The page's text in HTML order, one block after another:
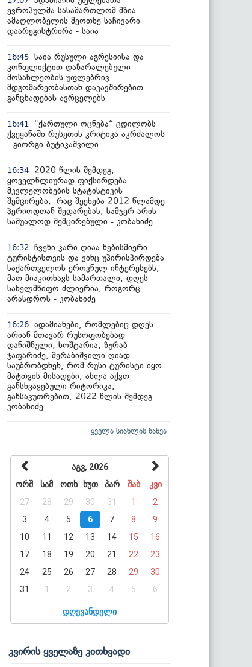
ევროპულმა სასამართლომ მზია
ამაღლობელის მეოთხე საჩივარი
დაარეგისტრირა - საია
16:45 საია რუსული აგრესიისა და
კონფლიქტით დაზარალებული
მოსახლეობის უფლებრივ
მდგომარეობასთან დაკავშირებით
განცხადებას ავრცელებს
16:41
"ქართული ოცნება“ ცდილობს
ქვეყანაში რუსეთის კრიტიკა აკრძალოს
- გიორგი ბუტიკაშვილი
16:34
2020 წლის შემდეგ,
ყოველწლიურად ფიქსირდება
მკვლელობების სტატისტიკის
შემცირება, რაც შეეხება 2012 წლამდე
პერიოდთან შედარებას, სამჯერ არის
საშუალოდ შემცირებული - კობახიძე
16:32
ჩვენი კარი ღიაა ნებისმიერი
ტურისტისთვის და ვინც უპირისპირდება
საქართველოს ეროვნულ ინტერესებს,
მათ მიაკითხავს სამართალი, დღეს
სახელმწიფო ძლიერია, როგორც
არასდროს - კობახიძე
16:26 ადამიანები, რომლებიც დღეს
არიან მთავარ რუსოფობებად
დანიშნული, ხოშტარია, ზურაბ
ჯაფარიძე, მერაბიშვილი ღიად
საუბრობდნენ, რომ რუსი ტურისტი იყო
მატთვის მისაღები, ახლა აქვთ
განსხვავებული რიტორიკა,
განსაკუთრებით, 2022 წლის შემდეგ -
კობახიძე
ყველა სიახლის ნახვა
აგვ, 2026
ორშ
სამ ოთხ ხუთ პარ შაბ
კვი
27
28 29 30 31 1
2
3
4 5 6 7 8
9
10
11 12 13 14 15
16
17
18 19 20 21 22
23
24
25 26 27 28 29
30
31
1 2 3 4 5 6
დღევანდელი
კვირის ყველაზე კითხვადი